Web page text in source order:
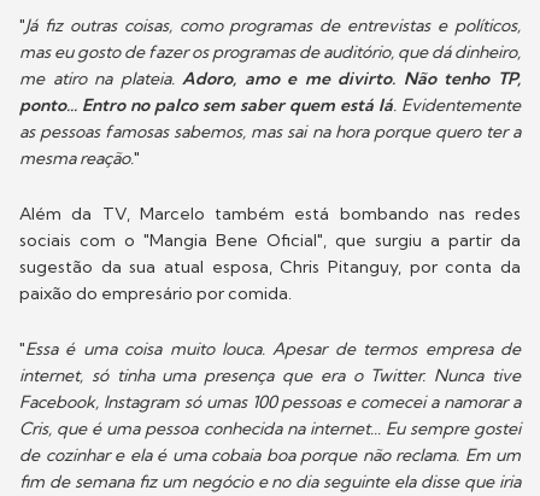
"Já fiz outras coisas, como programas de entrevistas e políticos,
mas eu gosto de fazer os programas de auditório, que dá dinheiro,
me atiro na plateia.Adoro, amo e me divirto. Não tenho TP,
ponto... Entro no palco sem saber quem está lá. Evidentemente
as pessoas famosas sabemos, mas sai na hora porque quero ter a
mesma reação."
Além da TV, Marcelo também está bombando nas redes
sociais com o "Mangia Bene Oficial", que surgiu a partir da
sugestão da sua atual esposa, Chris Pitanguy, por conta da
paixão do empresário por comida.
"Essa é uma coisa muito louca. Apesar de termos empresa de
internet, só tinha uma presença que era o Twitter. Nunca tive
Facebook, Instagram só umas 100 pessoas e comecei a namorar a
Cris, que é uma pessoa conhecida na internet... Eu sempre gostei
de cozinhar e ela é uma cobaia boa porque não reclama. Em um
fim de semana fiz um negócio e no dia seguinte ela disse que iria